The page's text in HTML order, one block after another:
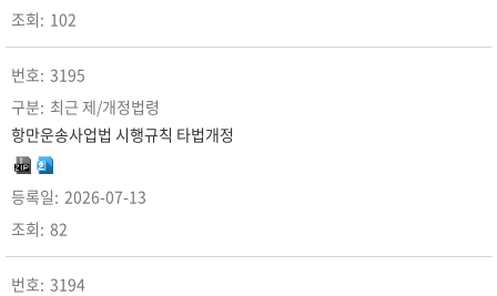
102
3195
최근 제/개정법령
항만운송사업법 시행규칙 타법개정
2026-07-13
82
3194